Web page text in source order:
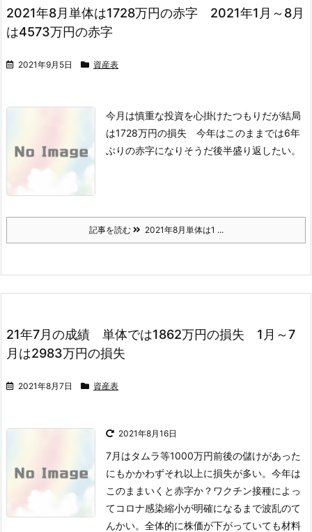
2021年8月単体は1728万円の赤字 2021年1月～8月
は4573万円の赤字
2021年9月5日 資産表
今月は慎重な投資を心掛けたつもりだが結局
は1728万円の損失 今年はこのままでは6年
ぶりの赤字になりそうだ後半盛り返したい。
記事を読む 2021年8月単体は1 ...
21年7月の成績 単体では1862万円の損失 1月～7
月は2983万円の損失
2021年8月7日 資産表
2021年8月16日
7月はタムラ等1000万円前後の儲けがあった
にもかかわずそれ以上に損失が多い。今年は
このままいくと赤字か？ワクチン接種によっ
てコロナ感染縮小が明確になるまで波乱のて
んかい。全体的に株価が下がっていても材料